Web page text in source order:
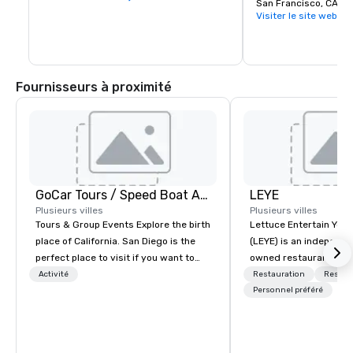
nationaux du
l'expérience des
San Francisco, CA,
Visiter le site web
Fournisseurs à proximité
GoCar Tours / Speed Boat Adventures
Plusieurs villes
Tours & Group Events Explore the birth
place of California. San Diego is the
perfect place to visit if you want to
mix fun with history and recreation
Activité
LEYE
Plusieurs villes
Lettuce Entertain You
(LEYE) is an
owned restaurant
Chicago that owns,
licenses more than
Restauration
Personnel préféré